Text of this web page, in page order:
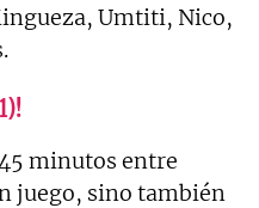
Umtiti, Nico,
minutos entre
juego, sino también